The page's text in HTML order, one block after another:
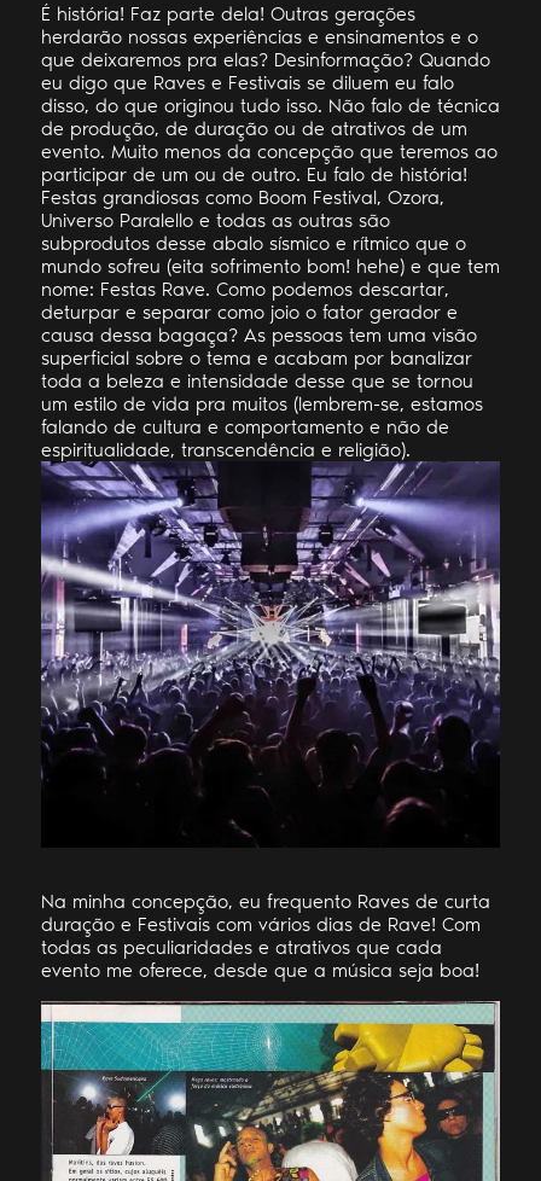
É história! Faz parte dela! Outras gerações
herdarão nossas experiências e ensinamentos e o
que deixaremos pra elas? Desinformação? Quando
eu digo que Raves e Festivais se diluem eu falo
disso, do que originou tudo isso. Não falo de técnica
de produção, de duração ou de atrativos de um
evento. Muito menos da concepção que teremos ao
participar de um ou de outro. Eu falo de história!
Festas grandiosas como Boom Festival, Ozora,
Universo Paralello e todas as outras são
subprodutos desse abalo sísmico e rítmico que o
mundo sofreu (eita sofrimento bom! hehe) e que tem
nome: Festas Rave. Como podemos descartar,
deturpar e separar como joio o fator gerador e
causa dessa bagaça? As pessoas tem uma visão
superficial sobre o tema e acabam por banalizar
toda a beleza e intensidade desse que se tornou
um estilo de vida pra muitos (lembrem-se, estamos
falando de cultura e comportamento e não de
espiritualidade, transcendência e religião).
Na minha concepção, eu frequento Raves de curta
duração e Festivais com vários dias de Rave! Com
todas as peculiaridades e atrativos que cada
evento me oferece, desde que a música seja boa!